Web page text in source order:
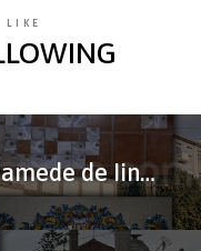
LIKE
Replicas Estação São Mamede de Iinfesta